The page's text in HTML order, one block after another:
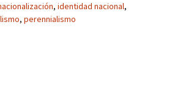
, identidad nacional,
, perennialismo